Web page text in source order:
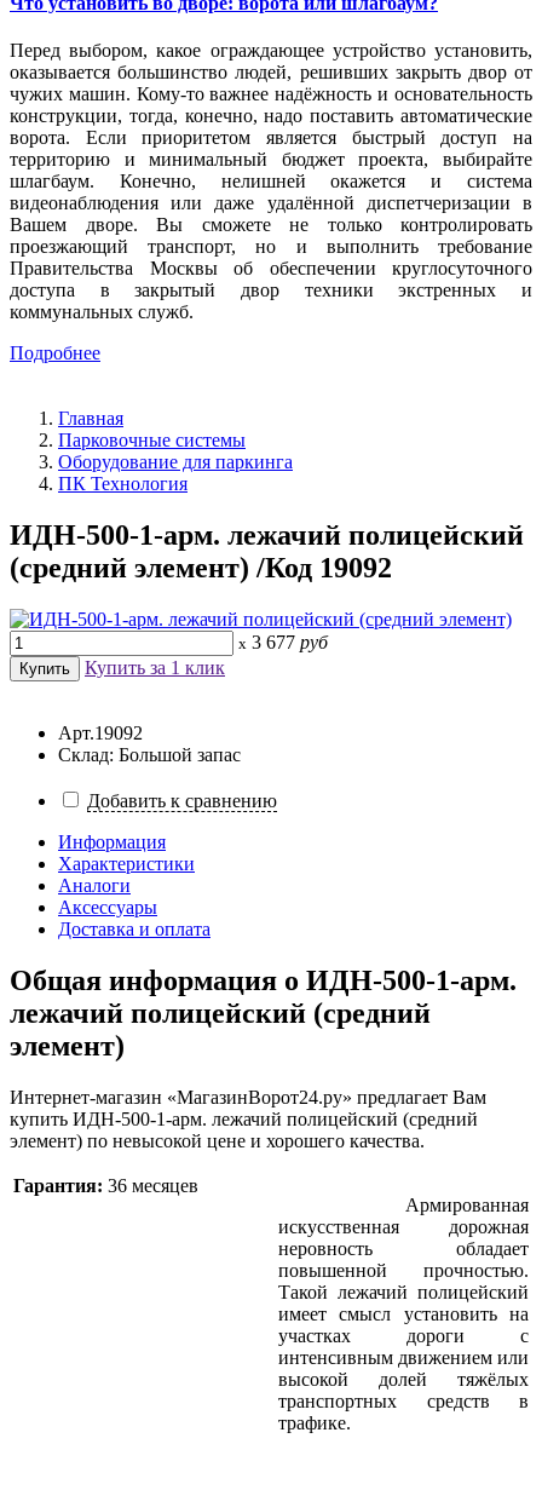
Перед выбором, какое ограждающее устройство установить,
оказывается большинство людей, решивших закрыть двор от
чужих машин. Кому-то важнее надёжность и основательность
конструкции, тогда, конечно, надо поставить автоматические
ворота. Если приоритетом является быстрый доступ на
территорию и минимальный бюджет проекта, выбирайте
шлагбаум. Конечно, нелишней окажется и система
видеонаблюдения или даже удалённой диспетчеризации в
Вашем дворе. Вы сможете не только контролировать
проезжающий транспорт, но и выполнить требование
Правительства Москвы об обеспечении круглосуточного
доступа в закрытый двор техники экстренных и
коммунальных служб.
Подробнее
Главная
Парковочные системы
Оборудование для паркинга
ПК Технология
ИДН-500-1-арм. лежачий полицейский
(средний элемент) /Код 19092
x 3 677 руб
Купить за 1 клик
Арт.19092
Склад: Большой запас
Добавить к сравнению
Информация
Характеристики
Аналоги
Аксессуары
Доставка и оплата
Общая информация о ИДН-500-1-арм.
лежачий полицейский (средний
элемент)
Интернет-магазин «МагазинВорот24.ру» предлагает Вам
купить ИДН-500-1-арм. лежачий полицейский (средний
элемент) по невысокой цене и хорошего качества.
Гарантия: 36 месяцев
Армированная
искусственная дорожная
неровность обладает
повышенной прочностью.
Такой лежачий полицейский
имеет смысл установить на
участках дороги с
интенсивным движением или
высокой долей тяжёлых
транспортных средств в
трафике.